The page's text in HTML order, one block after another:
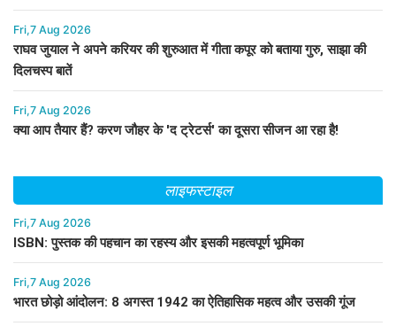
Fri,7 Aug 2026
राघव जुयाल ने अपने करियर की शुरुआत में गीता कपूर को बताया गुरु, साझा की
दिलचस्प बातें
Fri,7 Aug 2026
क्या आप तैयार हैं? करण जौहर के 'द ट्रेटर्स' का दूसरा सीजन आ रहा है!
लाइफस्टाइल
Fri,7 Aug 2026
ISBN: पुस्तक की पहचान का रहस्य और इसकी महत्वपूर्ण भूमिका
Fri,7 Aug 2026
भारत छोड़ो आंदोलन: 8 अगस्त 1942 का ऐतिहासिक महत्व और उसकी गूंज